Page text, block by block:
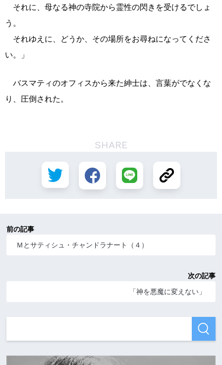
それに、母なる神の寺院から霊性の閃きを受けるでしょ
う。
それゆえに、どうか、その場所をお尋ねになってくださ
い。」
バスマティのオフィスから来た紳士は、言葉がでなくな
り、圧倒された。
SHARE
前の記事
Ｍとサティシュ・チャンドラナート（４）
次の記事
「神を悪魔に変えない」